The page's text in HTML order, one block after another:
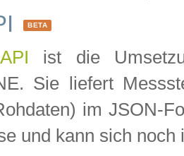
BETA
ist die
Sie liefert
im JSON-
und kann sich noch